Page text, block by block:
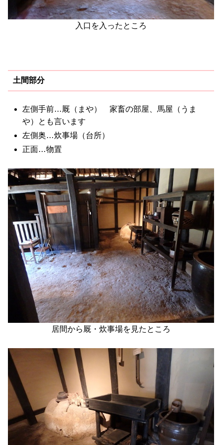
入口を入ったところ
土間部分
左側手前…厩（まや） 家畜の部屋、馬屋（うま
や）とも言います
左側奥…炊事場（台所）
正面…物置
居間から厩・炊事場を見たところ